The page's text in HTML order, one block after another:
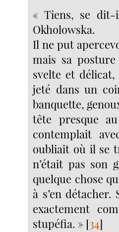
« Tiens, se dit-
Okholowska.
Il ne put
mais sa
svelte et
jeté dans un
banquette,
tête presque
contemplait
oubliait où il se
n’était pas son
quelque chose
à s’en
exactement
stupéfia. » [34]